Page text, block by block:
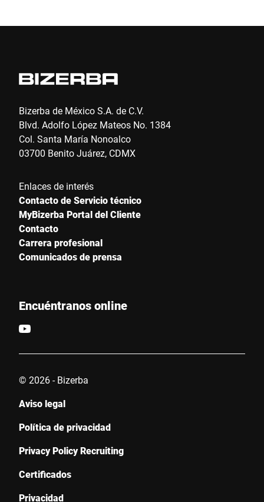
Bizerba de México S.A. de C.V.
Blvd. Adolfo López Mateos No. 1384
Col. Santa María Nonoalco
03700 Benito Juárez, CDMX
Enlaces de interés
Contacto de Servicio técnico
MyBizerba Portal del Cliente
Contacto
Carrera profesional
Comunicados de prensa
Encuéntranos online
© 2026 - Bizerba
Aviso legal
Política de privacidad
Privacy Policy Recruiting
Certificados
Privacidad